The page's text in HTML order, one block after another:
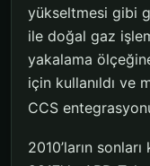
yükseltmesi gibi
ile doğal gaz
yakalama
için kullanıldı ve
CCS
2010’ların